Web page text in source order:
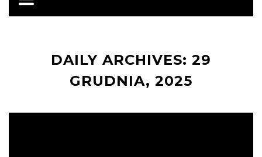
DAILY ARCHIVES: 29
GRUDNIA, 2025